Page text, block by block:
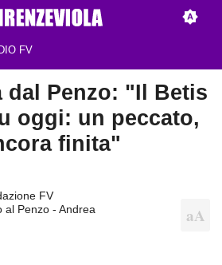
FV
dal Penzo: "Il Betis
oggi: un peccato,
finita"
FV
al Penzo - Andrea